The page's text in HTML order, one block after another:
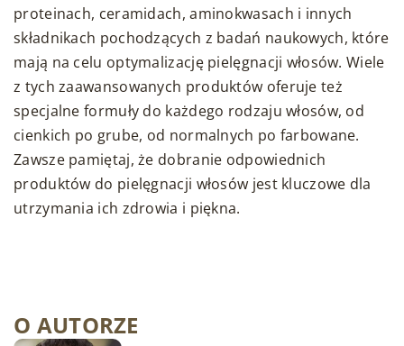
proteinach, ceramidach, aminokwasach i innych
składnikach pochodzących z badań naukowych, które
mają na celu optymalizację pielęgnacji włosów. Wiele
z tych zaawansowanych produktów oferuje też
specjalne formuły do każdego rodzaju włosów, od
cienkich po grube, od normalnych po farbowane.
Zawsze pamiętaj, że dobranie odpowiednich
produktów do pielęgnacji włosów jest kluczowe dla
utrzymania ich zdrowia i piękna.
O AUTORZE